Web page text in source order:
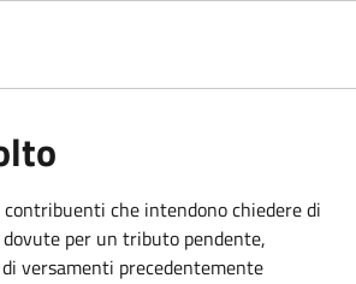
che intendono chiedere di
per un tributo pendente,
versamenti precedentemente